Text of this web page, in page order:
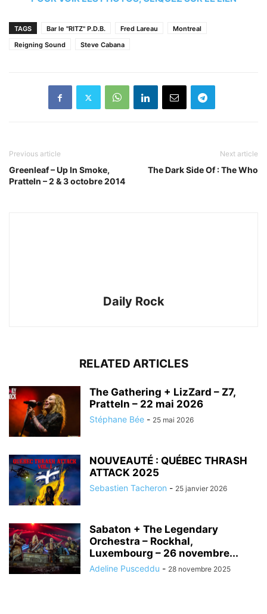
TAGS Bar le "RITZ" P.D.B. Fred Lareau
Montreal
Reigning Sound
Steve Cabana
Previous article
Greenleaf – Up In Smoke,
Pratteln – 2 & 3 octobre 2014
Next article
The Dark Side Of : The Who
Daily Rock
RELATED ARTICLES
The Gathering + LizZard – Z7,
Pratteln – 22 mai 2026
Stéphane Bée - 25 mai 2026
NOUVEAUTÉ : QUÉBEC THRASH
ATTACK 2025
Sebastien Tacheron - 25 janvier 2026
Sabaton + The Legendary
Orchestra – Rockhal,
Luxembourg – 26 novembre...
Adeline Pusceddu - 28 novembre 2025